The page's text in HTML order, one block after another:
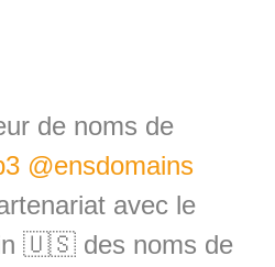
de noms de
@ensdomains
avec le
🇺🇸 des noms de